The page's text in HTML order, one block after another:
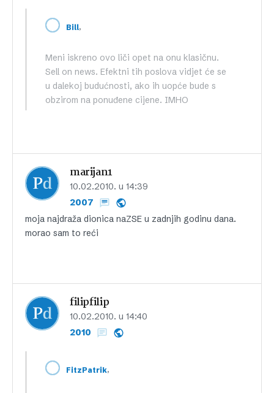
Bill,
Meni iskreno ovo liči opet na onu klasičnu.
Sell on news. Efektni tih poslova vidjet će se
u dalekoj budućnosti, ako ih uopće bude s
obzirom na ponuđene cijene. IMHO
marijan1
10.02.2010. u 14:39
2007
moja najdraža dionica naZSE u zadnjih godinu dana.
morao sam to reći
filipfilip
10.02.2010. u 14:40
2010
FitzPatrik,